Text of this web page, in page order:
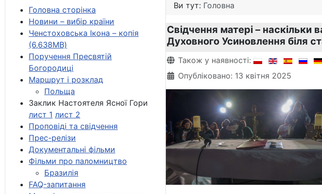
Головна сторінка
Новини – вибір країни
Ченстоховська Ікона – копія
(6,638MB)
Поручення Пресвятій
Богородиці
Маршрут і розклад
Польща
Заклик Настоятеля Ясної Гори
лист 1 лист 2
Проповіді та свідчення
Прес-релізи
Документальні фільми
Фільми про паломництво
Бразилія
FAQ-запитання
Ви тут: Головна
Свідчення матері –
Духовного Усиновлення біля
Деталі
Також у наявності:
Опубліковано: 13 квітня 2025